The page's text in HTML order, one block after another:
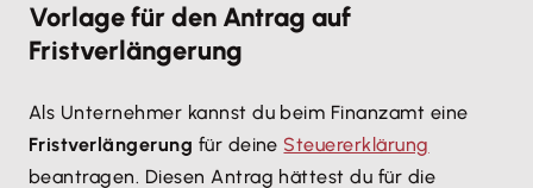
Vorlage für den Antrag auf
Fristverlängerung
Als Unternehmer kannst du beim Finanzamt eine
Fristverlängerung für deine Steuererklärung
beantragen. Diesen Antrag hättest du für die